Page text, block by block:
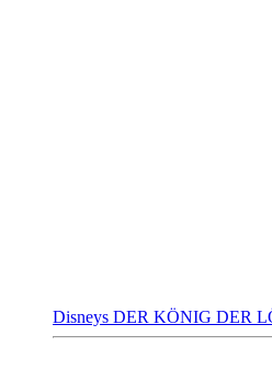
Disneys DER KÖNIG DER